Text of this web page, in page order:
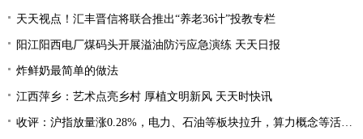
天天视点！汇丰晋信将联合推出“养老36计”投教专栏
阳江阳西电厂煤码头开展溢油防污应急演练 天天日报
炸鲜奶最简单的做法
江西萍乡：艺术点亮乡村 厚植文明新风 天天时快讯
收评：沪指放量涨0.28%，电力、石油等板块拉升，算力概念等活跃 每日关注